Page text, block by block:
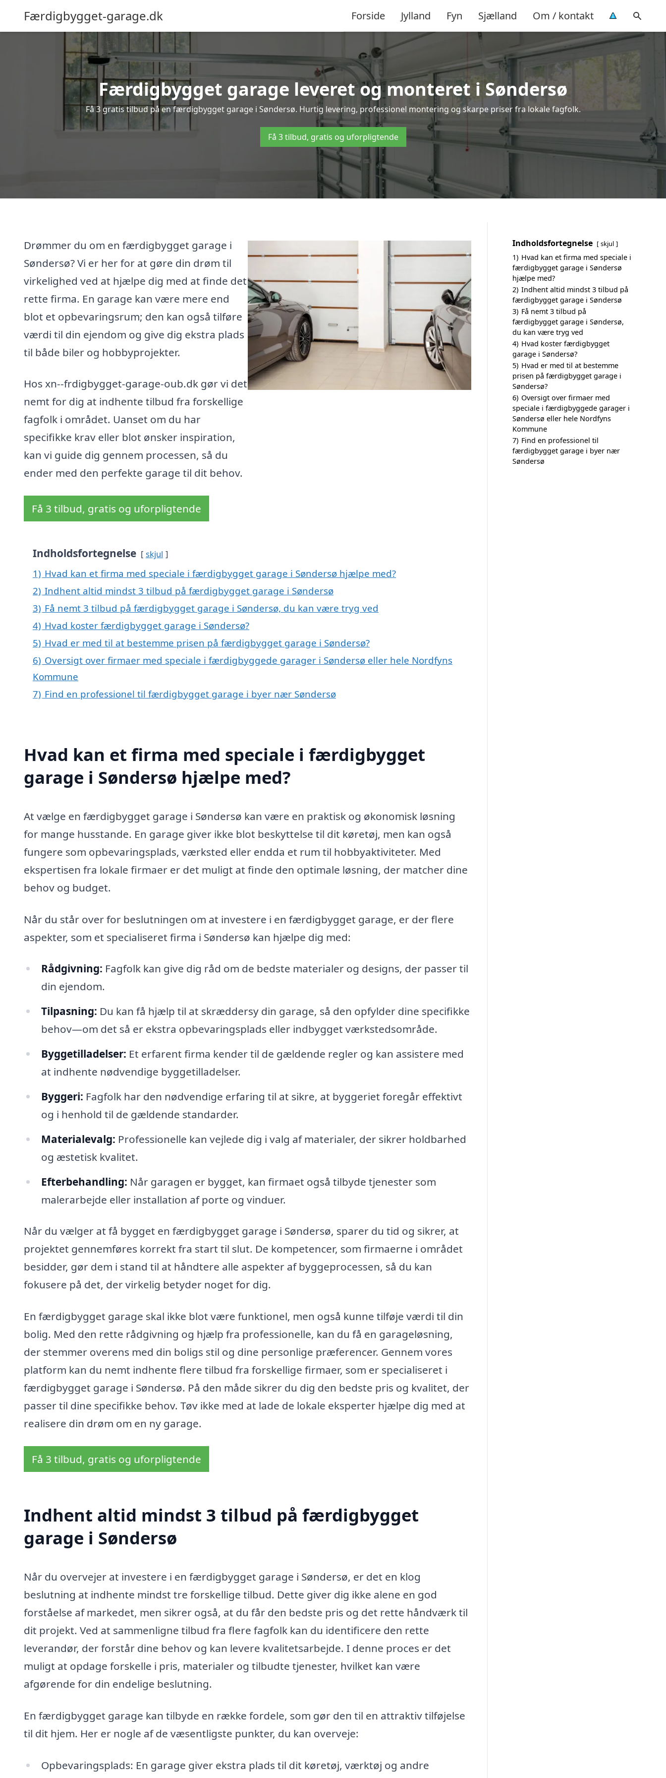
Færdigbygget-garage.dk Forside Jylland Fyn Sjælland Om / kontakt
Færdigbygget garage leveret og monteret i Søndersø
Få 3 gratis tilbud på en færdigbygget garage i Søndersø. Hurtig levering, professionel montering og skarpe priser fra lokale fagfolk.
Få 3 tilbud, gratis og uforpligtende
Drømmer du om en færdigbygget garage i
Søndersø? Vi er her for at gøre din drøm til
virkelighed ved at hjælpe dig med at finde det
rette firma. En garage kan være mere end
blot et opbevaringsrum; den kan også tilføre
værdi til din ejendom og give dig ekstra plads
til både biler og hobbyprojekter.
Hos xn--frdigbygget-garage-oub.dk gør vi det
nemt for dig at indhente tilbud fra forskellige
fagfolk i området. Uanset om du har
specifikke krav eller blot ønsker inspiration,
kan vi guide dig gennem processen, så du
ender med den perfekte garage til dit behov.
Få 3 tilbud, gratis og uforpligtende
Indholdsfortegnelse skjul
1) Hvad kan et firma med speciale i færdigbygget garage i Søndersø hjælpe med?
2) Indhent altid mindst 3 tilbud på færdigbygget garage i Søndersø
3) Få nemt 3 tilbud på færdigbygget garage i Søndersø, du kan være tryg ved
4) Hvad koster færdigbygget garage i Søndersø?
5) Hvad er med til at bestemme prisen på færdigbygget garage i Søndersø?
6) Oversigt over firmaer med speciale i færdigbyggede garager i Søndersø eller hele Nordfyns
Kommune
7) Find en professionel til færdigbygget garage i byer nær Søndersø
Hvad kan et firma med speciale i færdigbygget
garage i Søndersø hjælpe med?
At vælge en færdigbygget garage i Søndersø kan være en praktisk og økonomisk løsning
for mange husstande. En garage giver ikke blot beskyttelse til dit køretøj, men kan også
fungere som opbevaringsplads, værksted eller endda et rum til hobbyaktiviteter. Med
ekspertisen fra lokale firmaer er det muligt at finde den optimale løsning, der matcher dine
behov og budget.
Når du står over for beslutningen om at investere i en færdigbygget garage, er der flere
aspekter, som et specialiseret firma i Søndersø kan hjælpe dig med:
Rådgivning: Fagfolk kan give dig råd om de bedste materialer og designs, der passer til
din ejendom.
Tilpasning: Du kan få hjælp til at skræddersy din garage, så den opfylder dine specifikke
behov—om det så er ekstra opbevaringsplads eller indbygget værkstedsområde.
Byggetilladelser: Et erfarent firma kender til de gældende regler og kan assistere med
at indhente nødvendige byggetilladelser.
Byggeri: Fagfolk har den nødvendige erfaring til at sikre, at byggeriet foregår effektivt
og i henhold til de gældende standarder.
Materialevalg: Professionelle kan vejlede dig i valg af materialer, der sikrer holdbarhed
og æstetisk kvalitet.
Efterbehandling: Når garagen er bygget, kan firmaet også tilbyde tjenester som
malerarbejde eller installation af porte og vinduer.
Når du vælger at få bygget en færdigbygget garage i Søndersø, sparer du tid og sikrer, at
projektet gennemføres korrekt fra start til slut. De kompetencer, som firmaerne i området
besidder, gør dem i stand til at håndtere alle aspekter af byggeprocessen, så du kan
fokusere på det, der virkelig betyder noget for dig.
En færdigbygget garage skal ikke blot være funktionel, men også kunne tilføje værdi til din
bolig. Med den rette rådgivning og hjælp fra professionelle, kan du få en garageløsning,
der stemmer overens med din boligs stil og dine personlige præferencer. Gennem vores
platform kan du nemt indhente flere tilbud fra forskellige firmaer, som er specialiseret i
færdigbygget garage i Søndersø. På den måde sikrer du dig den bedste pris og kvalitet, der
passer til dine specifikke behov. Tøv ikke med at lade de lokale eksperter hjælpe dig med at
realisere din drøm om en ny garage.
Få 3 tilbud, gratis og uforpligtende
Indhent altid mindst 3 tilbud på færdigbygget
garage i Søndersø
Når du overvejer at investere i en færdigbygget garage i Søndersø, er det en klog
beslutning at indhente mindst tre forskellige tilbud. Dette giver dig ikke alene en god
forståelse af markedet, men sikrer også, at du får den bedste pris og det rette håndværk til
dit projekt. Ved at sammenligne tilbud fra flere fagfolk kan du identificere den rette
leverandør, der forstår dine behov og kan levere kvalitetsarbejde. I denne proces er det
muligt at opdage forskelle i pris, materialer og tilbudte tjenester, hvilket kan være
afgørende for din endelige beslutning.
En færdigbygget garage kan tilbyde en række fordele, som gør den til en attraktiv tilføjelse
til dit hjem. Her er nogle af de væsentligste punkter, du kan overveje:
Opbevaringsplads: En garage giver ekstra plads til dit køretøj, værktøj og andre
Indholdsfortegnelse skjul
1) Hvad kan et firma med speciale i
færdigbygget garage i Søndersø
hjælpe med?
2) Indhent altid mindst 3 tilbud på
færdigbygget garage i Søndersø
3) Få nemt 3 tilbud på
færdigbygget garage i Søndersø,
du kan være tryg ved
4) Hvad koster færdigbygget
garage i Søndersø?
5) Hvad er med til at bestemme
prisen på færdigbygget garage i
Søndersø?
6) Oversigt over firmaer med
speciale i færdigbyggede garager i
Søndersø eller hele Nordfyns
Kommune
7) Find en professionel til
færdigbygget garage i byer nær
Søndersø